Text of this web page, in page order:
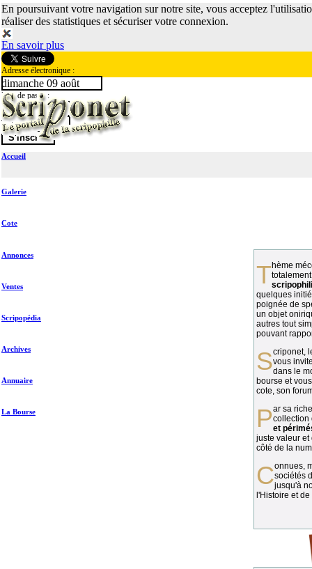
En poursuivant votre navigation sur notre site, vous acceptez
réaliser des statistiques et sécuriser votre connexion.
En savoir plus
Adresse électronique :
Mot de passe :
dimanche 09 août
Accueil
Galerie
Cote
Annonces
Ventes
Scripopédia
Archives
Annuaire
La Bourse
Thème méconnu des collectionneurs et
quelques
poignée de
un objet
autres tout
pouvant
vous
dans le
bourse et
cote, son
Par sa richesse et sa diversité, lacollection
et
juste valeur et
côté de la
Connues, méconnues, ou inconnues, lessociétés
jusqu'à
l'Histoire et